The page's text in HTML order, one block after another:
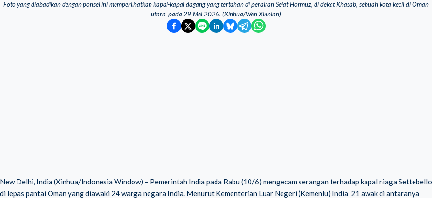
Foto yang diabadikan dengan ponsel ini memperlihatkan kapal-kapal dagang yang tertahan di perairan Selat Hormuz, di dekat Khasab, sebuah kota kecil di Oman
utara, pada 29 Mei 2026. (Xinhua/Wen Xinnian)
New Delhi, India (Xinhua/Indonesia Window) – Pemerintah India pada Rabu (10/6) mengecam serangan terhadap kapal niaga Settebello
di lepas pantai Oman yang diawaki 24 warga negara India. Menurut Kementerian Luar Negeri (Kemenlu) India, 21 awak di antaranya